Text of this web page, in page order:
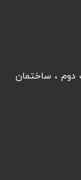
، نبش پیچک دوم ، ساختمان